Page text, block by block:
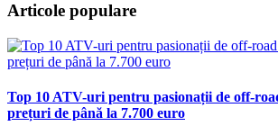
Articole populare
Top 10 ATV-uri pentru pasionații de off-
prețuri de până la 7.700 euro